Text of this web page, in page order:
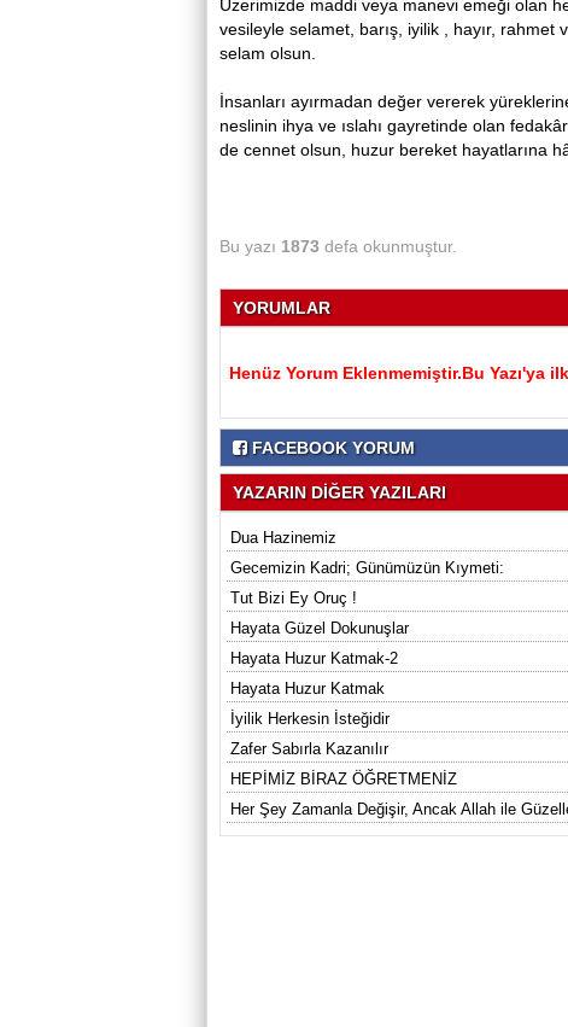
Üzerimizde maddi veya manevi emeği olan
vesileyle selamet, barış, iyilik , hayır,
selam olsun.
İnsanları ayırmadan değer vererek
neslinin ihya ve ıslahı gayretinde olan
de cennet olsun, huzur bereket hayatlarına
Bu yazı 1873 defa okunmuştur.
YORUMLAR
Henüz Yorum Eklenmemiştir.Bu Yazı'ya
FACEBOOK YORUM
YAZARIN DİĞER YAZILARI
Dua Hazinemiz
Gecemizin Kadri; Günümüzün Kıymeti:
Tut Bizi Ey Oruç !
Hayata Güzel Dokunuşlar
Hayata Huzur Katmak-2
Hayata Huzur Katmak
İyilik Herkesin İsteğidir
Zafer Sabırla Kazanılır
HEPİMİZ BİRAZ ÖĞRETMENİZ
Her Şey Zamanla Değişir, Ancak Allah ile